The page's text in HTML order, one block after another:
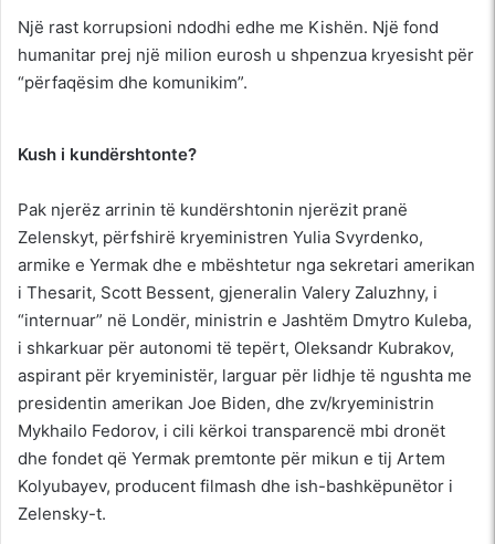
Një rast korrupsioni ndodhi edhe me Kishën. Një fond
humanitar prej një milion eurosh u shpenzua kryesisht për
“përfaqësim dhe komunikim”.
Kush i kundërshtonte?
Pak njerëz arrinin të kundërshtonin njerëzit pranë
Zelenskyt, përfshirë kryeministren Yulia Svyrdenko,
armike e Yermak dhe e mbështetur nga sekretari amerikan
i Thesarit, Scott Bessent, gjeneralin Valery Zaluzhny, i
“internuar” në Londër, ministrin e Jashtëm Dmytro Kuleba,
i shkarkuar për autonomi të tepërt, Oleksandr Kubrakov,
aspirant për kryeministër, larguar për lidhje të ngushta me
presidentin amerikan Joe Biden, dhe zv/kryeministrin
Mykhailo Fedorov, i cili kërkoi transparencë mbi dronët
dhe fondet që Yermak premtonte për mikun e tij Artem
Kolyubayev, producent filmash dhe ish-bashkëpunëtor i
Zelensky-t.